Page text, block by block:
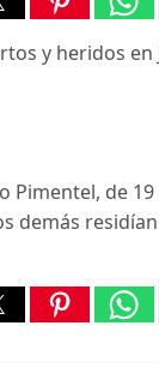
y heridos
de
demás